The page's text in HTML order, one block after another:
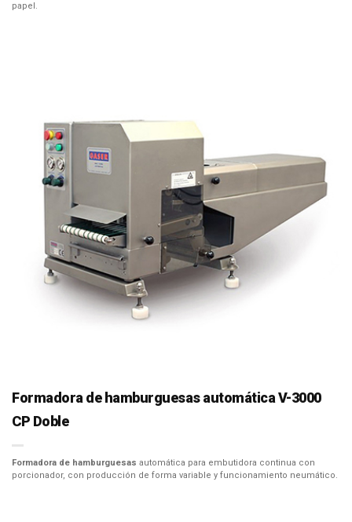
papel.
Formadora de hamburguesas automática V-3000
CP Doble
Formadora de hamburguesas automática para embutidora continua con
porcionador, con producción de forma variable y funcionamiento neumático.